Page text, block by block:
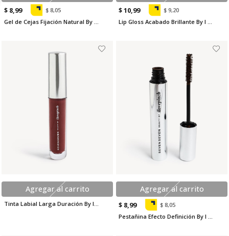
$ 8,99
$ 8,05
Gel de Cejas Fijación Natural By I Love Pinch
$ 10,99
$ 9,20
Lip Gloss Acabado Brillante By I Love Pinch
Agregar al carrito
Tinta Labial Larga Duración By I Love Pinch
Agregar al carrito
$ 8,99
$ 8,05
Pestañina Efecto Definición By I Love Pinch